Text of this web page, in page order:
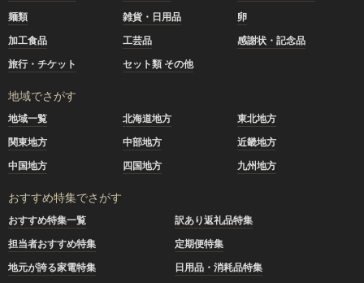
麺類
雑貨・日用品
卵
加工食品
工芸品
感謝状・記念品
旅行・チケット
セット類 その他
地域でさがす
地域一覧 北海道地方
東北地方
関東地方
中部地方
近畿地方
中国地方
四国地方 九州地方
おすすめ特集でさがす
おすすめ特集一覧
訳あり返礼品特集
担当者おすすめ特集
定期便特集
地元が誇る家電特集
日用品・消耗品特集